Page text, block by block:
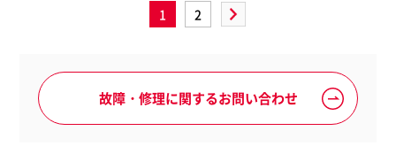
1 2 »
故障・修理に関するお問い合わせ